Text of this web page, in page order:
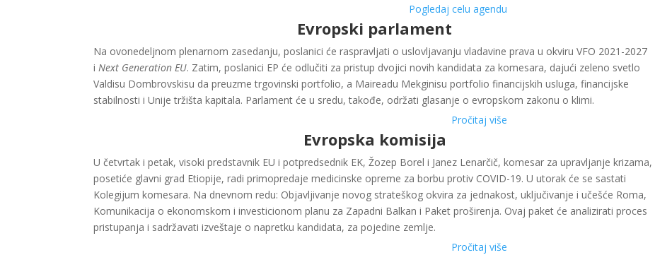
Pogledaj celu agendu
Evropski parlament
Na ovonedeljnom plenarnom zasedanju, poslanici će raspravljati o uslovljavanju vladavine prava u okviru VFO 2021-2027
i Next Generation EU. Zatim, poslanici EP će odlučiti za pristup dvojici novih kandidata za komesara, dajući zeleno svetlo
Valdisu Dombrovskisu da preuzme trgovinski portfolio, a Maireadu Mekginisu portfolio financijskih usluga, financijske
stabilnosti i Unije tržišta kapitala. Parlament će u sredu, takođe, održati glasanje o evropskom zakonu o klimi.
Pročitaj više
Evropska komisija
U četvrtak i petak, visoki predstavnik EU i potpredsednik EK, Žozep Borel i Janez Lenarčič, komesar za upravljanje krizama,
posetiće glavni grad Etiopije, radi primopredaje medicinske opreme za borbu protiv COVID-19. U utorak će se sastati
Kolegijum komesara. Na dnevnom redu: Objavljivanje novog strateškog okvira za jednakost, uključivanje i učešće Roma,
Komunikacija o ekonomskom i investicionom planu za Zapadni Balkan i Paket proširenja. Ovaj paket će analizirati proces
pristupanja i sadržavati izveštaje o napretku kandidata, za pojedine zemlje.
Pročitaj više